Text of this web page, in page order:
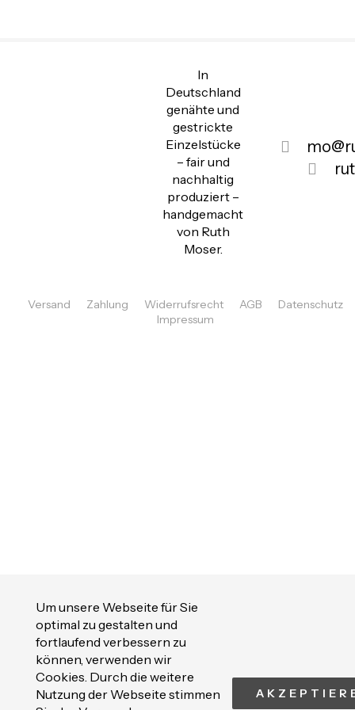
Um unsere Webseite für Sie
optimal zu gestalten und
fortlaufend verbessern zu
können, verwenden wir
Cookies. Durch die weitere
Nutzung der Webseite stimmen
In
Deutschland
genähte und
gestrickte
Einzelstücke
– fair und
nachhaltig
produziert –
handgemacht
von Ruth
Moser.
Versand Zahlung Widerrufsrecht AGB
Datenschutz
Impressum